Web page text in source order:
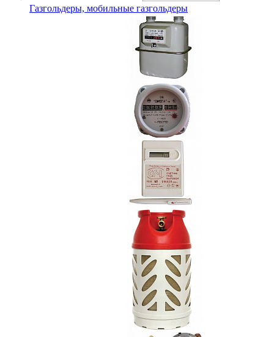
Газгольдеры, мобильные газгольдеры